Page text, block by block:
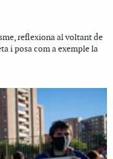
reflexiona al voltant de
i posa com a exemple la